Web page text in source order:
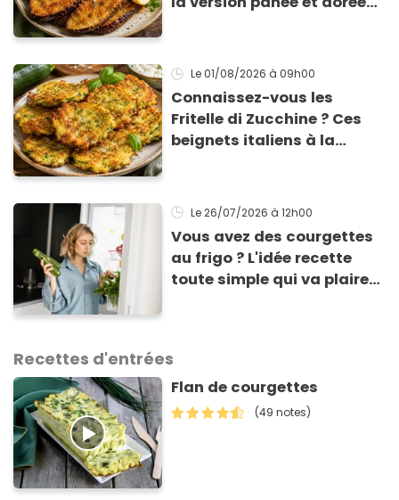
Le 01/08/2026 à 09h00
Connaissez-vous les
Fritelle di Zucchine ? Ces
beignets italiens à la
Le 26/07/2026 à 12h00
Vous avez des courgettes
au frigo ? L'idée recette
toute simple qui va plaire
Recettes d'entrées
Flan de courgettes
(49 notes)